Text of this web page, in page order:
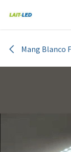
Mang Blanco